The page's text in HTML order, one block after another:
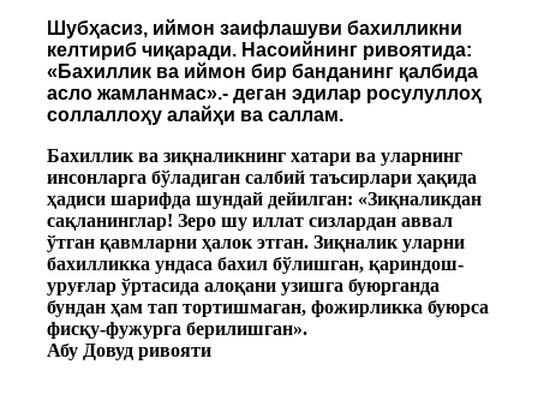
Шубҳасиз, иймон заифлашуви бахилликни
келтириб чиқаради. Насоийнинг ривоятида:
«Бахиллик ва иймон бир банданинг қалбида
асло жамланмас».- деган эдилар росулуллоҳ
соллаллоҳу алайҳи ва саллам.
Бахиллик ва зиқналикнинг хатари ва уларнинг
инсонларга бўладиган салбий таъсирлари ҳақида
ҳадиси шарифда шундай дейилган: «Зиқналикдан
сақланинглар! Зеро шу иллат сизлардан аввал
ўтган қавмларни ҳалок этган. Зиқналик уларни
бахилликка ундаса бахил бўлишган, қариндош-
уруғлар ўртасида алоқани узишга буюрганда
бундан ҳам тап тортишмаган, фожирликка буюрса
фисқу-фужурга берилишган».
Абу Довуд ривояти